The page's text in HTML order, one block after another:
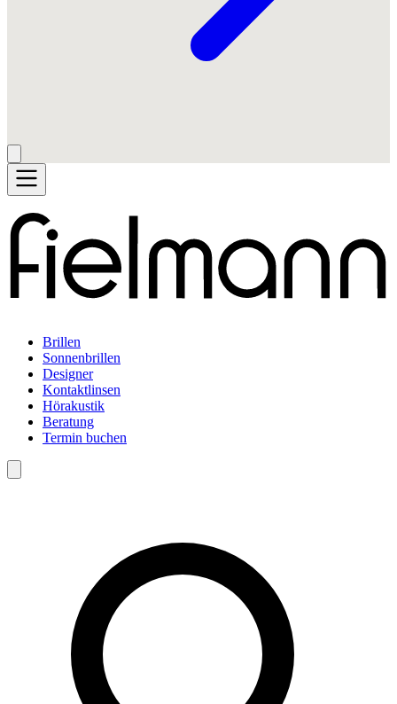
Brillen
Sonnenbrillen
Designer
Kontaktlinsen
Hörakustik
Beratung
Termin buchen